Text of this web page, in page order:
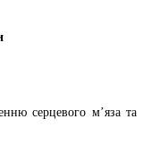
серцевого м’яза та